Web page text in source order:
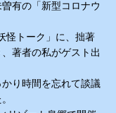
有の「新型コロナウ
怪トーク」に、拙著
著者の私がゲスト出
り時間を忘れて談議